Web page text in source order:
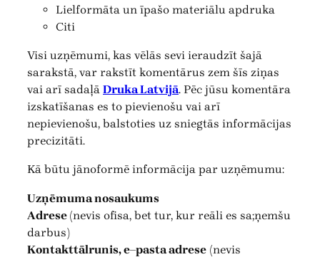
Lielformāta un īpašo materiālu apdruka
Citi
Visi uzņēmumi, kas vēlās sevi ieraudzīt šajā
sarakstā, var rakstīt komentārus zem šīs ziņas
vai arī sadaļā Druka Latvijā. Pēc jūsu komentāra
izskatīšanas es to pievienošu vai arī
nepievienošu, balstoties uz sniegtās informācijas
precizitāti.
Kā būtu jānoformē informācija par uzņēmumu:
Uzņēmuma nosaukums
Adrese (nevis ofisa, bet tur, kur reāli es sa;ņemšu
darbus)
Kontakttālrunis, e–pasta adrese (nevis